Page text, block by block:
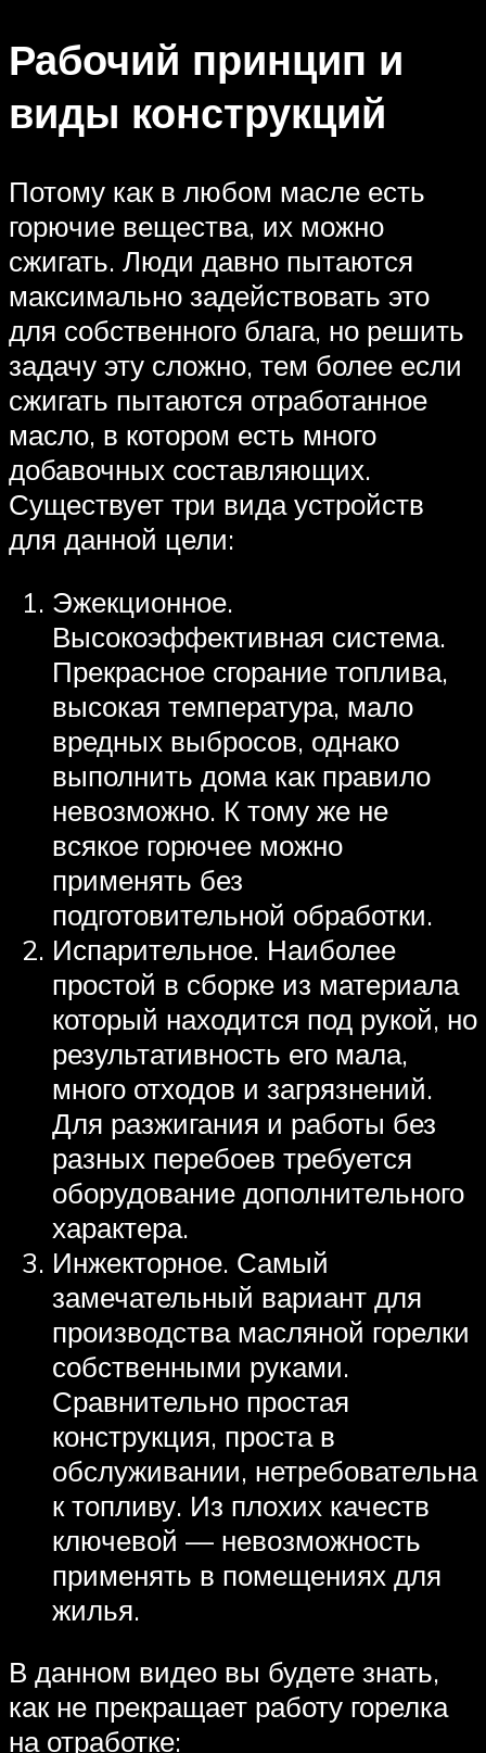
Рабочий принцип и
виды конструкций
Потому как в любом масле есть
горючие вещества, их можно
сжигать. Люди давно пытаются
максимально задействовать это
для собственного блага, но решить
задачу эту сложно, тем более если
сжигать пытаются отработанное
масло, в котором есть много
добавочных составляющих.
Существует три вида устройств
для данной цели:
Эжекционное.
Высокоэффективная система.
Прекрасное сгорание топлива,
высокая температура, мало
вредных выбросов, однако
выполнить дома как правило
невозможно. К тому же не
всякое горючее можно
применять без
подготовительной обработки.
Испарительное. Наиболее
простой в сборке из материала
который находится под рукой, но
результативность его мала,
много отходов и загрязнений.
Для разжигания и работы без
разных перебоев требуется
оборудование дополнительного
характера.
Инжекторное. Самый
замечательный вариант для
производства масляной горелки
собственными руками.
Сравнительно простая
конструкция, проста в
обслуживании, нетребовательна
к топливу. Из плохих качеств
ключевой — невозможность
применять в помещениях для
жилья.
В данном видео вы будете знать,
как не прекращает работу горелка
на отработке: